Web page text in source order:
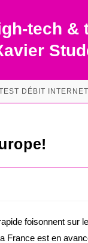
tech &
DÉBIT INTERNET
foisonnent sur
France est en